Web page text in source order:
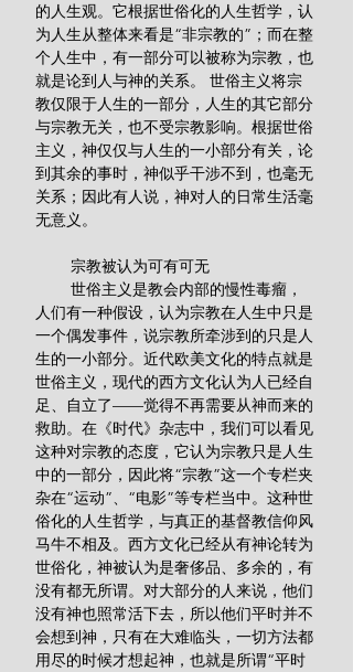
的人生观。它根据世俗化的人生哲学，认
为人生从整体来看是“非宗教的”；而在整
个人生中，有一部分可以被称为宗教，也
就是论到人与神的关系。 世俗主义将宗
教仅限于人生的一部分，人生的其它部分
与宗教无关，也不受宗教影响。根据世俗
主义，神仅仅与人生的一小部分有关，论
到其余的事时，神似乎干涉不到，也毫无
关系；因此有人说，神对人的日常生活毫
无意义。
        宗教被认为可有可无
人们有一种假设，认为宗教在人生中只是
一个偶发事件，说宗教所牵涉到的只是人
生的一小部分。近代欧美文化的特点就是
世俗主义，现代的西方文化认为人已经自
足、自立了——觉得不再需要从神而来的
救助。在《时代》杂志中，我们可以看见
这种对宗教的态度，它认为宗教只是人生
中的一部分，因此将“宗教”这一个专栏夹
杂在“运动”、“电影”等专栏当中。这种世
俗化的人生哲学，与真正的基督教信仰风
马牛不相及。西方文化已经从有神论转为
世俗化，神被认为是奢侈品、多余的，有
没有都无所谓。对大部分的人来说，他们
没有神也照常活下去，所以他们平时并不
会想到神，只有在大难临头，一切方法都
用尽的时候才想起神，也就是所谓“平时